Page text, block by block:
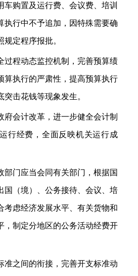
车购置及运行费、会议费、培训
执行中不予追加，因特殊需要确
定程序报批。
程动态监控机制，完善预算绩
算执行的严肃性，提高预算执行
击花钱等现象发生。
计改革，进一步健全会计制
行经费，全面反映机关运行成
应当会同有关部门，根据国
国（境）、公务接待、会议、培
考虑经济发展水平、有关货物和
，制定分地区的公务活动经费开
之间的衔接，完善开支标准动